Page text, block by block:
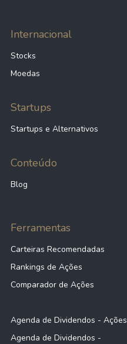
Internacional
Stocks
Moedas
Startups
Startups e Alternativos
Conteúdo
Blog
Ferramentas
Carteiras Recomendadas
Rankings de Ações
Comparador de Ações
Agenda de Dividendos - Ações
Agenda de Dividendos -